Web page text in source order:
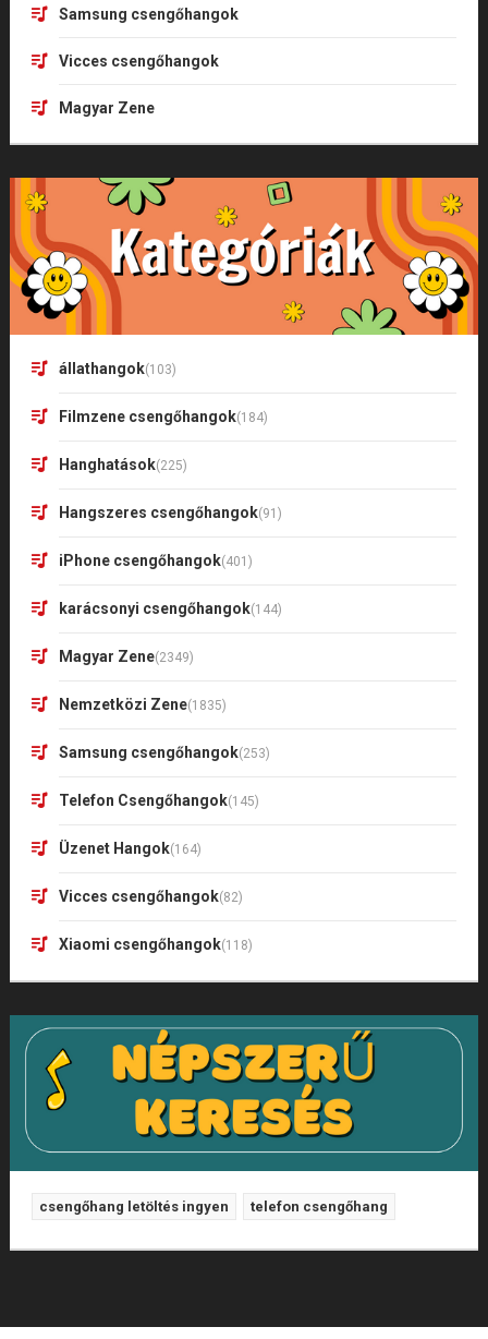
Samsung csengőhangok
Vicces csengőhangok
Magyar Zene
állathangok(103)
Filmzene csengőhangok(184)
Hanghatások(225)
Hangszeres csengőhangok(91)
iPhone csengőhangok(401)
karácsonyi csengőhangok(144)
Magyar Zene(2349)
Nemzetközi Zene(1835)
Samsung csengőhangok(253)
Telefon Csengőhangok(145)
Üzenet Hangok(164)
Vicces csengőhangok(82)
Xiaomi csengőhangok(118)
csengőhang letöltés ingyen telefon csengőhang